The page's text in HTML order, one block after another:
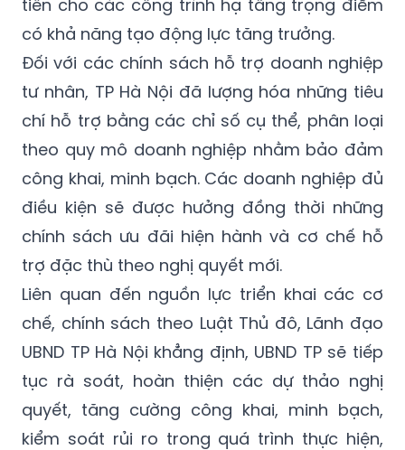
tiên cho các công trình hạ tầng trọng điểm
có khả năng tạo động lực tăng trưởng.
Đối với các chính sách hỗ trợ doanh nghiệp
tư nhân, TP Hà Nội đã lượng hóa những tiêu
chí hỗ trợ bằng các chỉ số cụ thể, phân loại
theo quy mô doanh nghiệp nhằm bảo đảm
công khai, minh bạch. Các doanh nghiệp đủ
điều kiện sẽ được hưởng đồng thời những
chính sách ưu đãi hiện hành và cơ chế hỗ
trợ đặc thù theo nghị quyết mới.
Liên quan đến nguồn lực triển khai các cơ
chế, chính sách theo Luật Thủ đô, Lãnh đạo
UBND TP Hà Nội khẳng định, UBND TP sẽ tiếp
tục rà soát, hoàn thiện các dự thảo nghị
quyết, tăng cường công khai, minh bạch,
kiểm soát rủi ro trong quá trình thực hiện,